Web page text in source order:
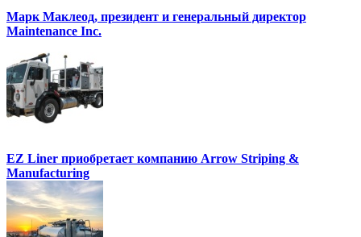
Марк Маклеод, президент и генеральный директор
Maintenance Inc.
EZ Liner приобретает компанию Arrow Striping &
Manufacturing